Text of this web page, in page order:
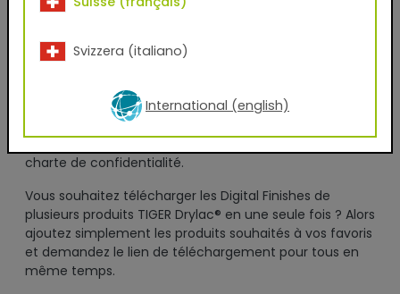
l'utilisation de ce service et en cliquant sur le bouton
"télécharger maintenant", je consens à l'utilisation de
mes données pour l'envoi d'une newsletter ou à des
charte de confidentialité.
Vous souhaitez télécharger les Digital Finishes de
plusieurs produits TIGER Drylac® en une seule fois ? Alors
ajoutez simplement les produits souhaités à vos favoris
et demandez le lien de téléchargement pour tous en
même temps.
Svizzera (italiano)
International (english)